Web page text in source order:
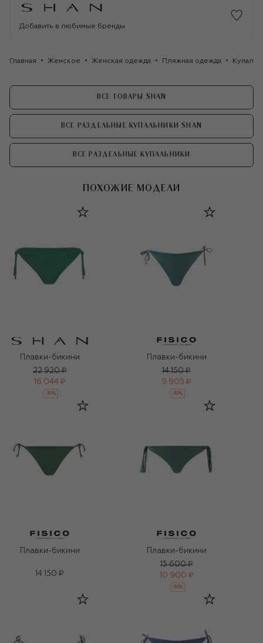
Добавить в любимые бренды
Главная Женское Женская одежда Пляжная одежда
ВСЕ ТОВАРЫ SHAN
ВСЕ РАЗДЕЛЬНЫЕ КУПАЛЬНИКИ SHAN
ВСЕ РАЗДЕЛЬНЫЕ КУПАЛЬНИКИ
ПОХОЖИЕ МОДЕЛИ
Плавки-бикини
22 920 ₽
16 044 ₽
-30%
Плавки-бикини
14 150 ₽
9 905 ₽
-30%
Плавки-бикини
14 150 ₽
Плавки-бикини
15 600 ₽
10 900 ₽
-30%